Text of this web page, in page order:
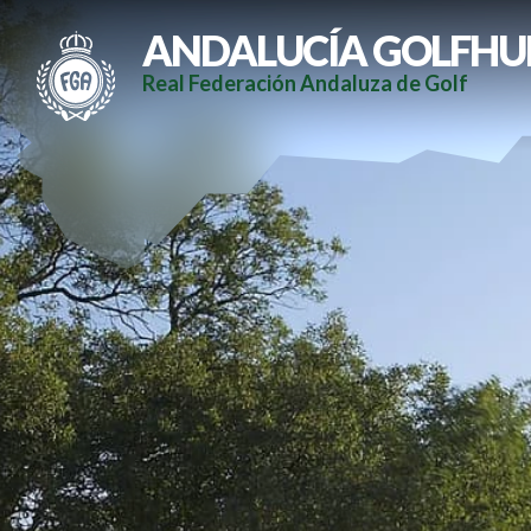
ANDALUCÍA
Real Federación Andaluza de Golf